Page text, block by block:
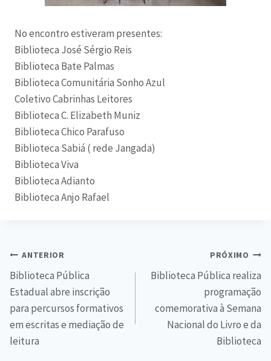
No encontro estiveram presentes:
Biblioteca José Sérgio Reis
Biblioteca Bate Palmas
Biblioteca Comunitária Sonho Azul
Coletivo Cabrinhas Leitores
Biblioteca C. Elizabeth Muniz
Biblioteca Chico Parafuso
Biblioteca Sabiá ( rede Jangada)
Biblioteca Viva
Biblioteca Adianto
Biblioteca Anjo Rafael
ANTERIOR
Biblioteca Pública
Estadual abre inscrição
para percursos formativos
em escritas e mediação de
leitura
PRÓXIMO
Biblioteca Pública realiza
programação
comemorativa à Semana
Nacional do Livro e da
Biblioteca